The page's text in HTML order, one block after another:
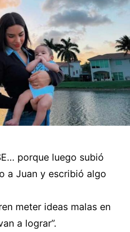
porque luego subió
a Juan y escribió algo
meter ideas malas en
a lograr”.